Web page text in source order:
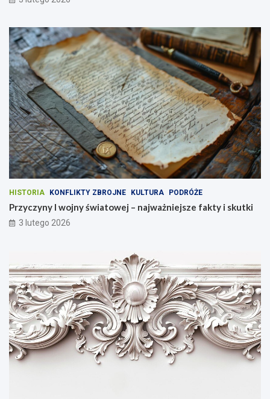
HISTORIA KONFLIKTY ZBROJNE KULTURA PODRÓŻE
Przyczyny I wojny światowej – najważniejsze fakty i skutki
3 lutego 2026